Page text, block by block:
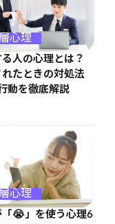
心理
人の心理とは？
たときの対処法
動を徹底解説
心理
「😭」を使う心理6